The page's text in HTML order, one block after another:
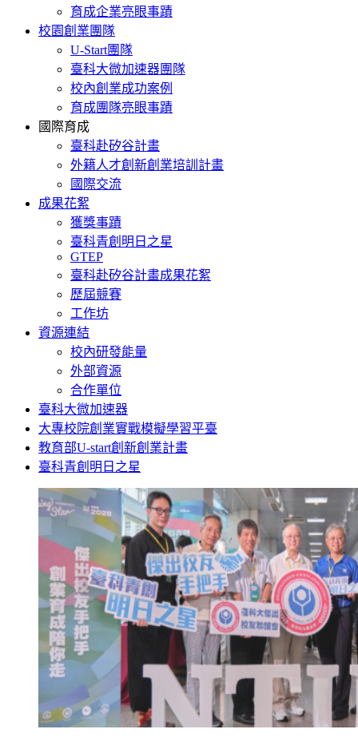
育成企業亮眼事蹟
校園創業團隊
U-Start團隊
臺科大微加速器團隊
校內創業成功案例
育成團隊亮眼事蹟
國際育成
臺科赴矽谷計畫
外籍人才創新創業培訓計畫
國際交流
成果花絮
獲獎事蹟
臺科青創明日之星
GTEP
臺科赴矽谷計畫成果花絮
歷屆競賽
工作坊
資源連結
校內研發能量
外部資源
合作單位
臺科大微加速器
大專校院創業實戰模擬學習平臺
教育部U-start創新創業計畫
臺科青創明日之星